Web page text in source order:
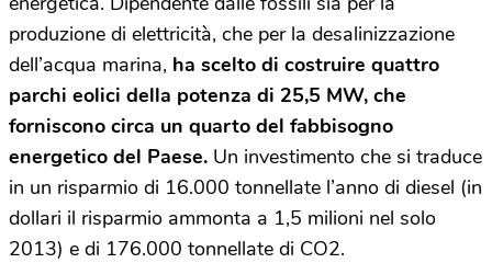
produzione di elettricità, che per la desalinizzazione
dell’acqua marina, ha scelto di costruire quattro
parchi eolici della potenza di 25,5 MW, che
forniscono circa un quarto del fabbisogno
energetico del Paese. Un investimento che si traduce
in un risparmio di 16.000 tonnellate l’anno di diesel (in
dollari il risparmio ammonta a 1,5 milioni nel solo
2013) e di 176.000 tonnellate di CO2.